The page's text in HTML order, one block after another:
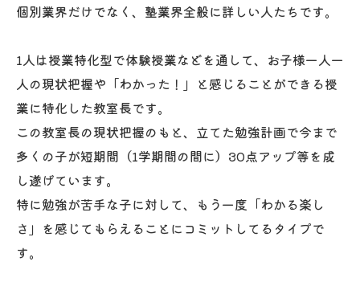
個別業界だけでなく、塾業界全般に詳しい人たちです。
1人は授業特化型で体験授業などを通して、お子様一人一
人の現状把握や「わかった！」と感じることができる授
業に特化した教室長です。
この教室長の現状把握のもと、立てた勉強計画で今まで
多くの子が短期間（1学期間の間に）30点アップ等を成
し遂げています。
特に勉強が苦手な子に対して、もう一度「わかる楽し
さ」を感じてもらえることにコミットしてるタイプで
す。